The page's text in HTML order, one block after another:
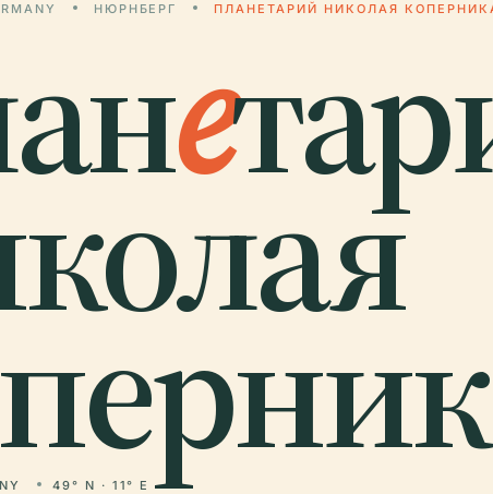
НЮРНБЕРГ ПЛАНЕТАРИЙ НИКОЛАЯ
е
49° N · 11° E